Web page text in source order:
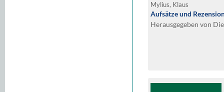
Mylius, Klaus
Aufsätze und
Herausgegeben von